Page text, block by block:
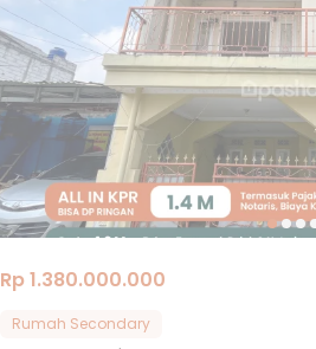
Rp 1.380.000.000
Rumah Secondary